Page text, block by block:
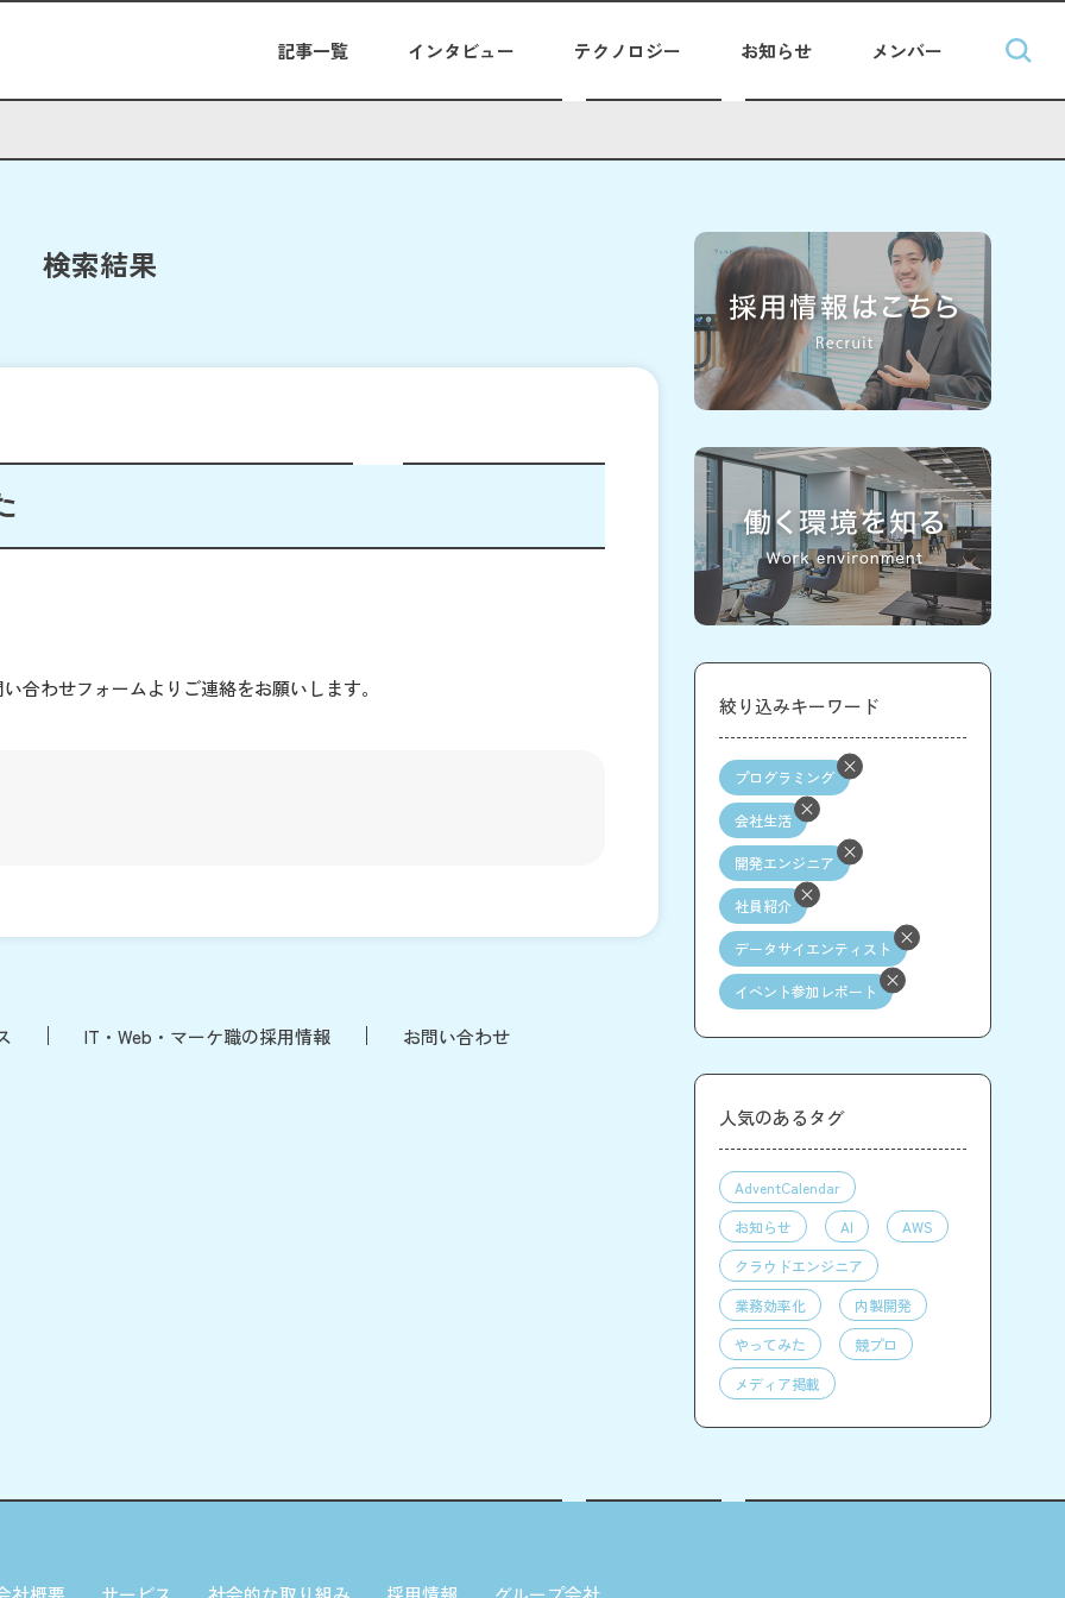
記事一覧 インタビュー テクノロジー お知らせ メンバー
検索結果
合わせフォームよりご連絡をお願いします。
IT・Web・マーケ職の採用情報 お問い合わせ
絞り込みキーワード
プログラミング
会社生活
開発エンジニア
社員紹介
データサイエンティスト
イベント参加レポート
人気のあるタグ
AdventCalendar
お知らせ
AI
AWS
クラウドエンジニア
業務効率化
内製開発
やってみた
競プロ
メディア掲載